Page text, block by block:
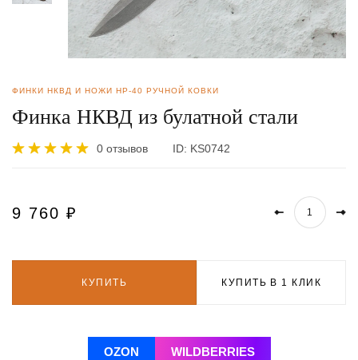
ФИНКИ НКВД И НОЖИ НР-40 РУЧНОЙ КОВКИ
Финка НКВД из булатной стали
0 отзывов ID: KS0742
9 760 ₽
КУПИТЬ КУПИТЬ В 1 КЛИК
OZON WILDBERRIES